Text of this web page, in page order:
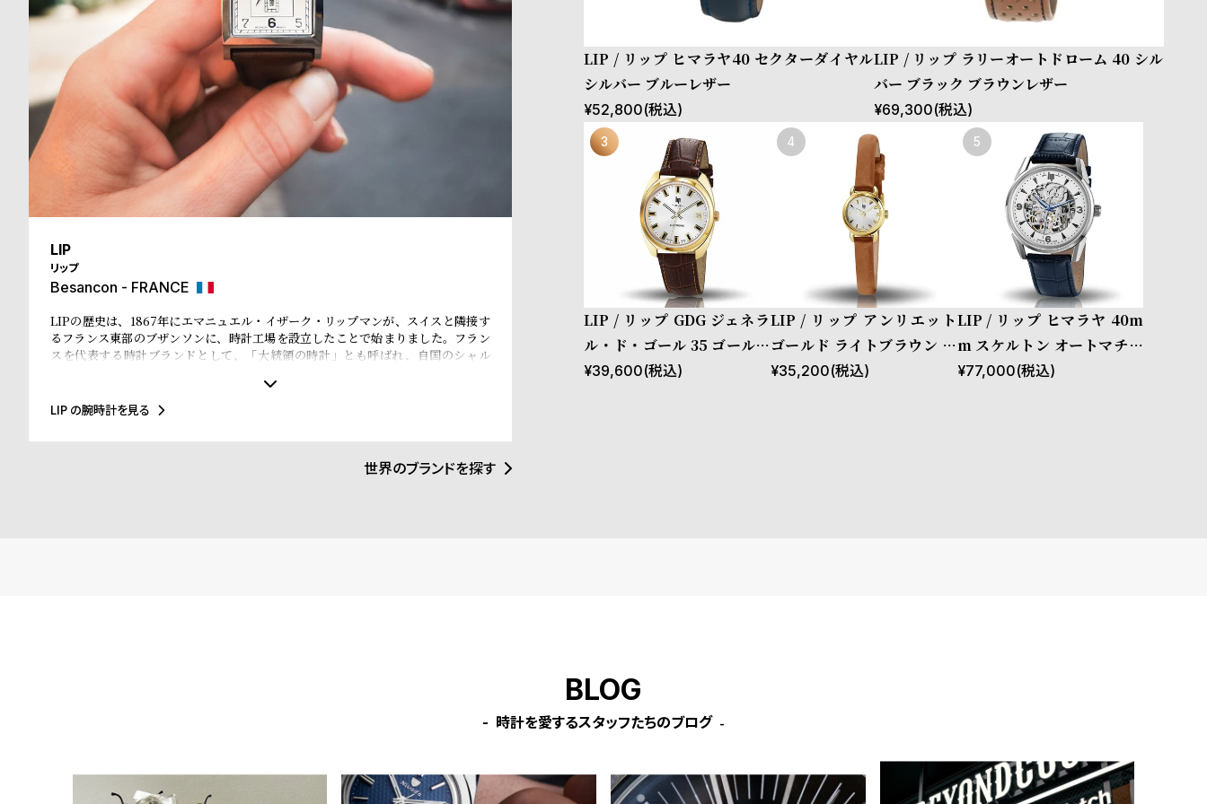
LIP
リップ
Besancon - FRANCE
LIPの歴史は、1867年にエマニュエル・イザーク・リップマンが、スイスと隣接す
るフランス東部のブザンソンに、時計工場を設立したことで始まりました。フラン
スを代表する時計ブランドとして、「大統領の時計」とも呼ばれ、自国のシャル
米国のアイゼンハウワー元大統領、クリントン元大統領にも贈呈されるなど、現在
に至るまで多くの著名人にも愛されています。
LIP の腕時計を見る
世界のブランドを探す
LIP / リップ ヒマラヤ40 セクターダイヤル
シルバー ブルーレザー
¥52,800(税込)
LIP / リップ ラリーオートドローム 40 シル
バー ブラック ブラウンレザー
¥69,300(税込)
LIP / リップ GDG ジェネラ
ル・ド・ゴール 35 ゴールド
ブラウンレザー
¥39,600(税込)
LIP / リップ アンリエット
ゴールド ライトブラウン レ
ザー
¥35,200(税込)
LIP / リップ ヒマラヤ 40m
m スケルトン オートマチッ
ク シルバー ダークブルー レ
¥77,000(税込)
BLOG
時計を愛するスタッフたちのブログ